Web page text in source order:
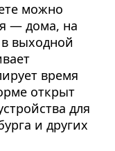
можно
— дома, на
выходной
время
открыт
для
и других